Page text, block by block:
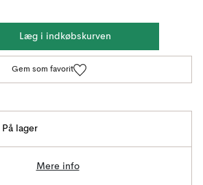
Læg i indkøbskurven
Gem som favorit
På lager
Mere info